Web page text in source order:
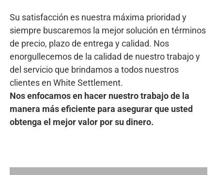
Su satisfacción es nuestra máxima prioridad y
siempre buscaremos la mejor solución en términos
de precio, plazo de entrega y calidad. Nos
enorgullecemos de la calidad de nuestro trabajo y
del servicio que brindamos a todos nuestros
clientes en White Settlement.
Nos enfocamos en hacer nuestro trabajo de la
manera más eficiente para asegurar que usted
obtenga el mejor valor por su dinero.